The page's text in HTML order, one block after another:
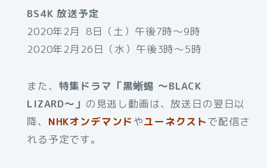
BS4K 放送予定
2020年2月 8日（土）午後7時～9時
2020年2月26日（水）午後3時～5時
また、 特集ドラマ「黒蜥蜴 〜BLACK
LIZARD〜」 の見逃し動画は、放送日の翌日以
降、 NHKオンデマンドやユーネクストで配信さ
れる予定です。